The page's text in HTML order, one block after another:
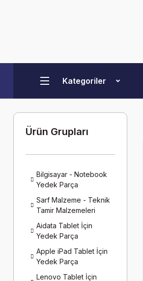
Kategoriler
Ürün Grupları
Bilgisayar - Notebook
Yedek Parça
Sarf Malzeme - Teknik
Tamir Malzemeleri
Aidata Tablet İçin
Yedek Parça
Apple iPad Tablet İçin
Yedek Parça
Lenovo Tablet İçin